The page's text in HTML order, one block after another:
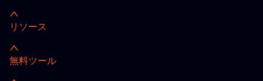
リソース
無料ツール